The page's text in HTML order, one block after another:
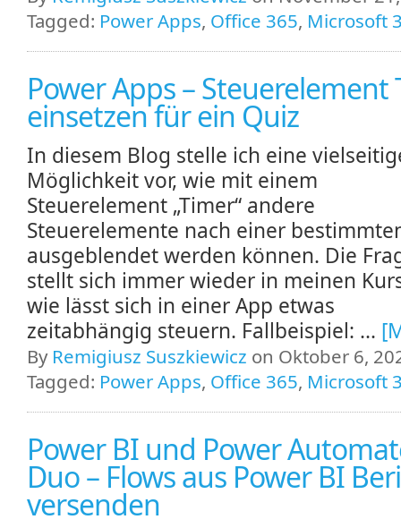
Tagged: Power Apps, Office 365, Microsoft
Power Apps – Steuerelement
einsetzen für ein Quiz
In diesem Blog stelle ich eine
Möglichkeit vor, wie mit einem
Steuerelement „Timer“ andere
Steuerelemente nach einer
ausgeblendet werden können. Die
stellt sich immer wieder in meinen
wie lässt sich in einer App etwas
zeitabhängig steuern. Fallbeispiel: ...
By Remigiusz Suszkiewicz on Oktober 6,
Tagged: Power Apps, Office 365, Microsoft
Power BI und Power
Duo – Flows aus Power BI
versenden